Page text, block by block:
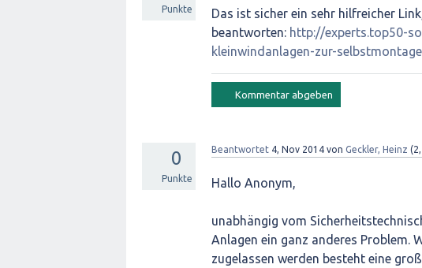
Punkte
Das ist sicher ein sehr hilfreicher
beantworten: http://experts.top50-
kleinwindanlagen-zur-
0
Punkte
Beantwortet 4, Nov 2014 von Geckler, Heinz (
Hallo Anonym,
unabhängig vom
Anlagen ein ganz anderes Problem.
zugelassen werden besteht eine